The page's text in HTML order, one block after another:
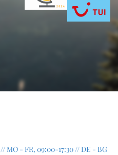
// MO - FR, 09:00-17:30 // DE - BG